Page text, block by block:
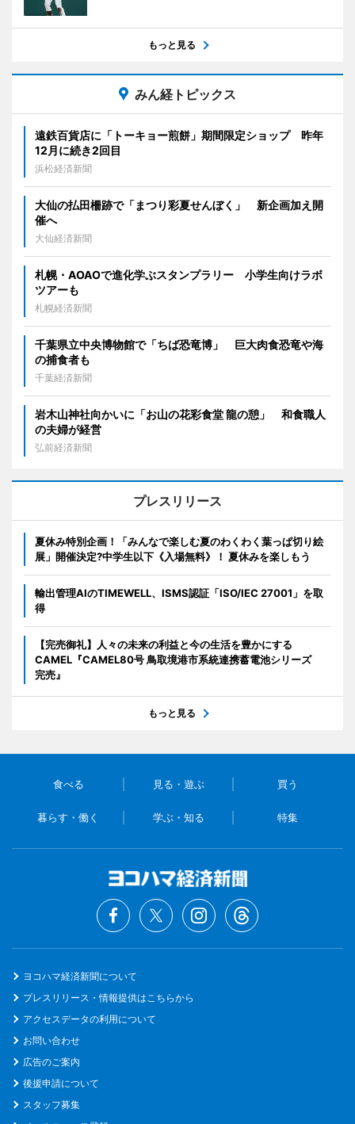
もっと見る
みん経トピックス
遠鉄百貨店に「トーキョー煎餅」期間限定ショップ 昨年
12月に続き2回目
浜松経済新聞
大仙の払田柵跡で「まつり彩夏せんぼく」 新企画加え開
催へ
大仙経済新聞
札幌・AOAOで進化学ぶスタンプラリー 小学生向けラボ
ツアーも
札幌経済新聞
千葉県立中央博物館で「ちば恐竜博」 巨大肉食恐竜や海
の捕食者も
千葉経済新聞
岩木山神社向かいに「お山の花彩食堂 龍の憩」 和食職人
の夫婦が経営
弘前経済新聞
プレスリリース
夏休み特別企画！「みんなで楽しむ夏のわくわく葉っぱ切り絵
展」開催決定?中学生以下《入場無料》！ 夏休みを楽しもう
輸出管理AIのTIMEWELL、ISMS認証「ISO/IEC 27001」を取
得
【完売御礼】人々の未来の利益と今の生活を豊かにする
CAMEL『CAMEL80号 鳥取境港市系統連携蓄電池シリーズ
完売』
もっと見る
食べる 見る・遊ぶ 買う
暮らす・働く 学ぶ・知る 特集
ヨコハマ経済新聞について
プレスリリース・情報提供はこちらから
アクセスデータの利用について
お問い合わせ
広告のご案内
後援申請について
スタッフ募集